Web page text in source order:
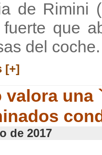
de Rimini
que
del coche.
[+]
valora una
de 2017